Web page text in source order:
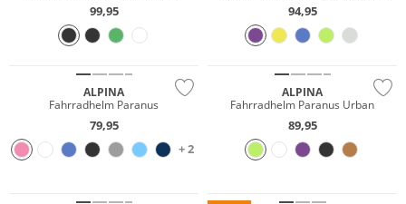
99,95 94,95
ALPINA
Fahrradhelm Paranus
79,95
+ 2
Nur Online
ALPINA
Fahrradhelm Paranus Urban
89,95